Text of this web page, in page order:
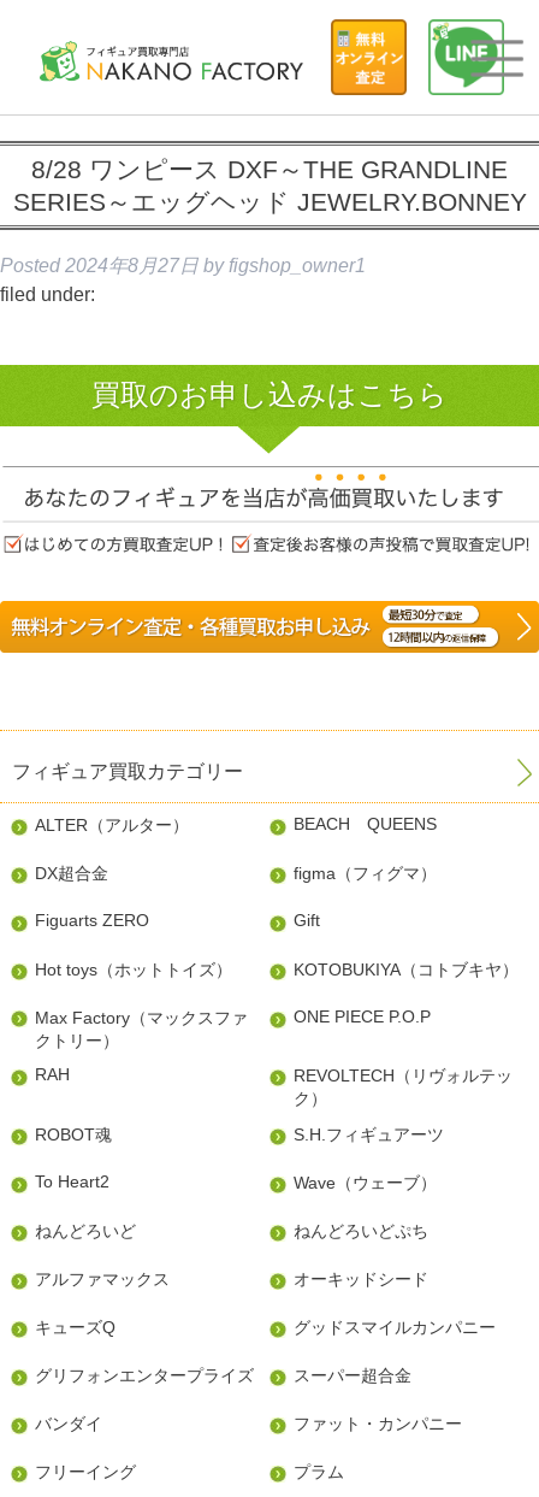
8/28 ワンピース DXF～THE GRANDLINE
SERIES～エッグヘッド JEWELRY.BONNEY
Posted 2024年8月27日 by figshop_owner1
filed under:
買取のお申し込みはこちら
フィギュア買取カテゴリー
ALTER（アルター） BEACH QUEENS
DX超合金 figma（フィグマ）
Figuarts ZERO Gift
Hot toys（ホットトイズ） KOTOBUKIYA（コトブキヤ）
Max Factory（マックスファ
クトリー）
ONE PIECE P.O.P
RAH
REVOLTECH（リヴォルテッ
ク）
ROBOT魂
S.H.フィギュアーツ
To Heart2 Wave（ウェーブ）
ねんどろいど ねんどろいどぷち
アルファマックス オーキッドシード
キューズQ グッドスマイルカンパニー
グリフォンエンタープライズ スーパー超合金
バンダイ ファット・カンパニー
フリーイング プラム